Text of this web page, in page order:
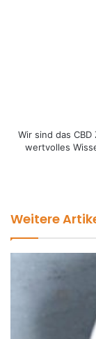
Wir sind das
wertvolles
Weitere